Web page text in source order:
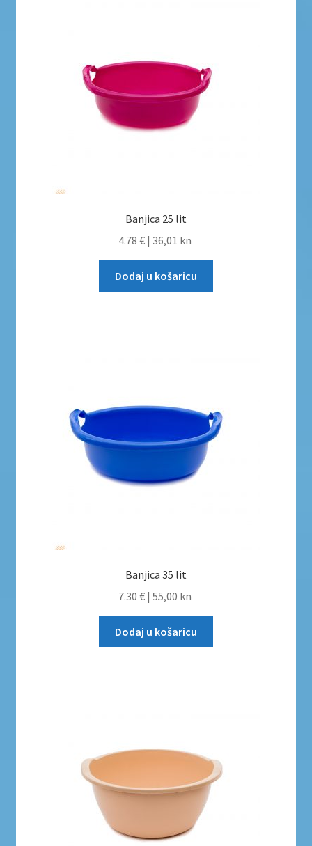
Banjica 25 lit
4.78 € | 36,01 kn
Dodaj u košaricu
Banjica 35 lit
7.30 € | 55,00 kn
Dodaj u košaricu